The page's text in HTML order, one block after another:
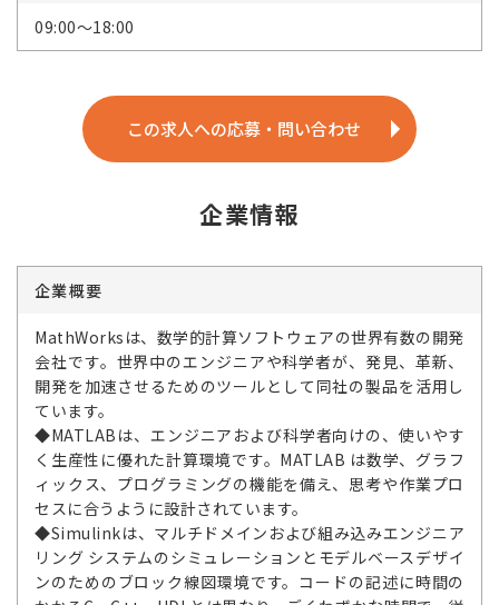
09:00～18:00
この求人への応募・問い合わせ
企業情報
企業概要
MathWorksは、数学的計算ソフトウェアの世界有数の開発
会社です。世界中のエンジニアや科学者が、発見、革新、
開発を加速させるためのツールとして同社の製品を活用し
ています。
◆MATLABは、エンジニアおよび科学者向けの、使いやす
く生産性に優れた計算環境です。MATLAB は数学、グラフ
ィックス、プログラミングの機能を備え、思考や作業プロ
セスに合うように設計されています。
◆Simulinkは、マルチドメインおよび組み込みエンジニア
リング システムのシミュレーションとモデルベースデザイ
ンのためのブロック線図環境です。コードの記述に時間の